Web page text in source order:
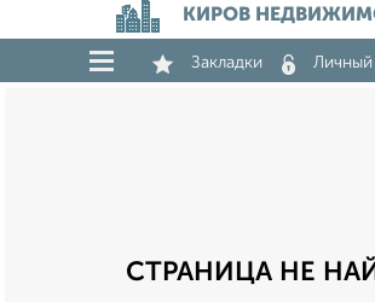
КИРОВ
Закладки Личный
СТРАНИЦА НЕ